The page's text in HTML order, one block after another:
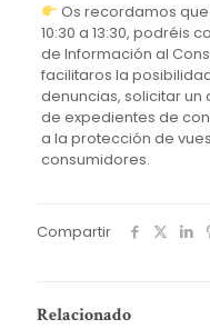
Os recordamos
10:30 a 13:30, podréis
de Información al
facilitaros la
denuncias, solicitar
de expedientes de
a la protección de
consumidores.
Compartir
Relacionado